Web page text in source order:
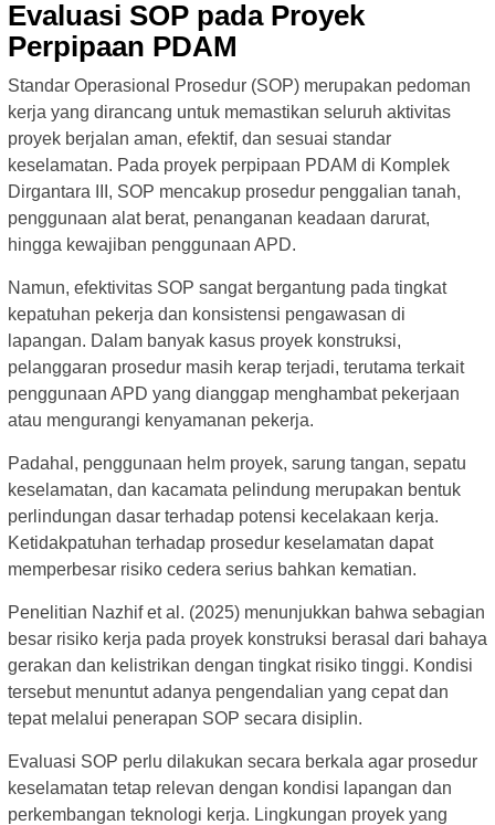
Evaluasi SOP pada Proyek
Perpipaan PDAM
Standar Operasional Prosedur (SOP) merupakan pedoman
kerja yang dirancang untuk memastikan seluruh aktivitas
proyek berjalan aman, efektif, dan sesuai standar
keselamatan. Pada proyek perpipaan PDAM di Komplek
Dirgantara III, SOP mencakup prosedur penggalian tanah,
penggunaan alat berat, penanganan keadaan darurat,
hingga kewajiban penggunaan APD.
Namun, efektivitas SOP sangat bergantung pada tingkat
kepatuhan pekerja dan konsistensi pengawasan di
lapangan. Dalam banyak kasus proyek konstruksi,
pelanggaran prosedur masih kerap terjadi, terutama terkait
penggunaan APD yang dianggap menghambat pekerjaan
atau mengurangi kenyamanan pekerja.
Padahal, penggunaan helm proyek, sarung tangan, sepatu
keselamatan, dan kacamata pelindung merupakan bentuk
perlindungan dasar terhadap potensi kecelakaan kerja.
Ketidakpatuhan terhadap prosedur keselamatan dapat
memperbesar risiko cedera serius bahkan kematian.
Penelitian Nazhif et al. (2025) menunjukkan bahwa sebagian
besar risiko kerja pada proyek konstruksi berasal dari bahaya
gerakan dan kelistrikan dengan tingkat risiko tinggi. Kondisi
tersebut menuntut adanya pengendalian yang cepat dan
tepat melalui penerapan SOP secara disiplin.
Evaluasi SOP perlu dilakukan secara berkala agar prosedur
keselamatan tetap relevan dengan kondisi lapangan dan
perkembangan teknologi kerja. Lingkungan proyek yang